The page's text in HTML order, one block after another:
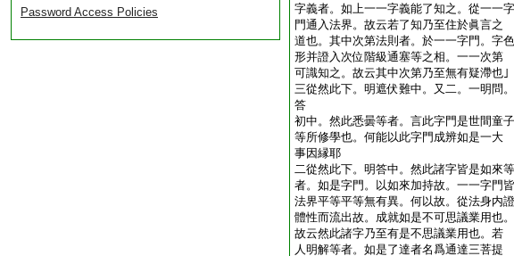
Password Access Policies
字義者。如上一一字義能了知之。從一一字
門通入法界。故云若了知乃至住於眞言之
道也。其中次第法則者。於一一字門。字
形并證入次位階級通塞等之相。一一次第
可識知之。故云其中次第乃至無有疑滯也｣
三從然此下。明遮伏難中。又二。一明問
答
初中。然此悉曇等者。言此字門是世間童子
等所修學也。何能以此字門成辨如是一大
事因縁耶
二從然此下。明答中。然此諸字皆是如來等
者。如是字門。以如來加持故。一一字門
法界平等平等無有異。何以故。從法身内證
體性而流出故。成就如是不可思議業用也。
故云然此諸字乃至有是不思議業用也。若
人明解等者。如是了達者名爲通達三菩提